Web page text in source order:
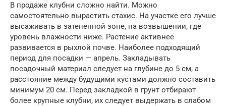
В продаже клубни сложно найти. Можно
самостоятельно вырастить стахис. На участке его лучше
высаживать в затененной зоне, на возвышении, где
уровень влажности ниже. Растение активнее
развивается в рыхлой почве. Наиболее подходящий
период для посадки — апрель. Закладывать
посадочный материал следует на глубине до 5 см, а
расстояние между будущими кустами должно составить
минимум 20 см. Перед закладкой в грунт отбирают
более крупные клубни, их следует выдержать в слабом